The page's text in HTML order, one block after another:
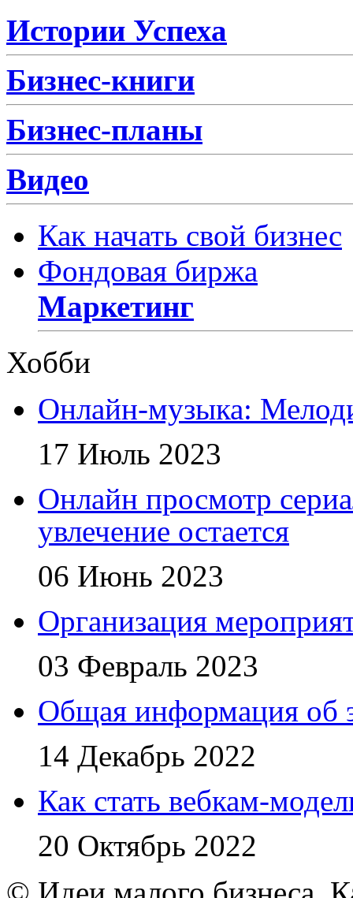
Истории Успеха
Бизнес-книги
Бизнес-планы
Видео
Как начать свой бизнес
Фондовая биржа
Маркетинг
Хобби
Онлайн-музыка:
17 Июль 2023
Онлайн просмотр
увлечение остается
06 Июнь 2023
Организация
03 Февраль 2023
Общая информация об
14 Декабрь 2022
Как стать вебкам-
20 Октябрь 2022